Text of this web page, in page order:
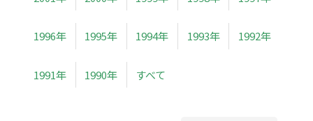
1996年 1995年 1994年 1993年 1992年
1991年 1990年 すべて